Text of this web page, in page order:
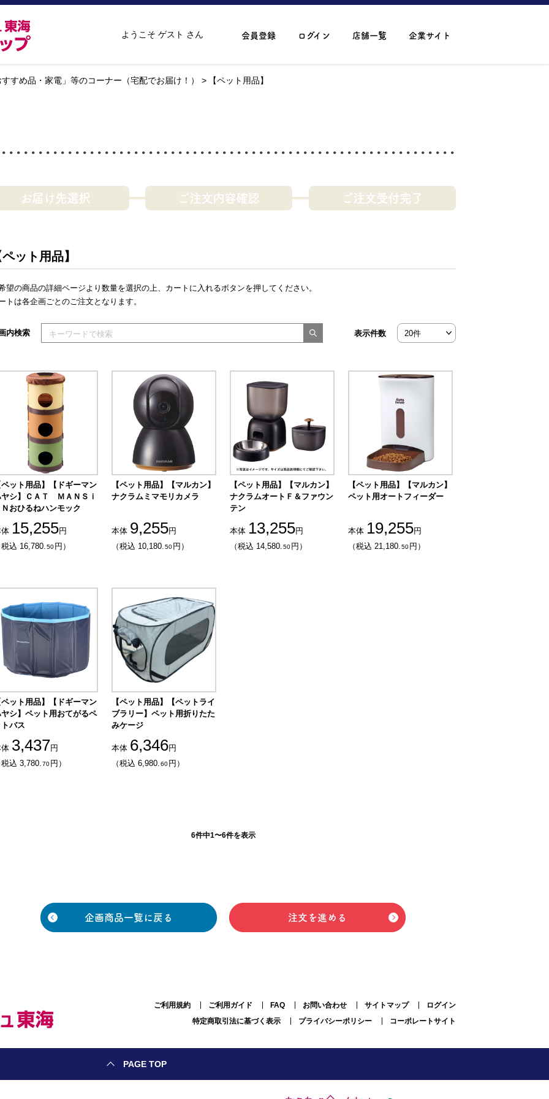
ようこそ ゲスト さん 会員登録 ログイン 店舗一覧 企業サイト
すめ品・家電」等のコーナー（宅配でお届け！） 【ペット用品】
お届け先選択 ご注文内容確認 ご注文受付完了
ット用品】
望の商品の詳細ページより数量を選択の上、カートに入れるボタンを押してください。
トは各企画ごとのご注文となります。
キーワードを入力してください
内検索 表示件数
ット用品】【ドギーマン
ヤシ】ＣＡＴ ＭＡＮＳｉ
おひるねハンモック
15,255円
込 16,780. 50 円）
【ペット用品】【マルカン】
ナクラムミマモリカメラ
本体 9,255円
（税込 10,180. 50 円）
【ペット用品】【マルカン】
ナクラムオートＦ＆ファウン
テン
本体 13,255円
（税込 14,580. 50 円）
【ペット用品】【マルカン】
ペット用オートフィーダー
本体 19,255円
（税込 21,180. 50 円）
ット用品】【ドギーマン
シ】ペット用おてがるペ
バス
3,437円
込 3,780. 70 円）
【ペット用品】【ペットライ
ブラリー】ペット用折りたた
みケージ
本体 6,346円
（税込 6,980. 60 円）
6件中1〜6件を表示
企画商品一覧に戻る 注文を進める
ご利用規約 ご利用ガイド FAQ お問い合わせ サイトマップ
ログイン
特定商取引法に基づく表示
プライバシーポリシー コーポレートサイト
PAGE TOP